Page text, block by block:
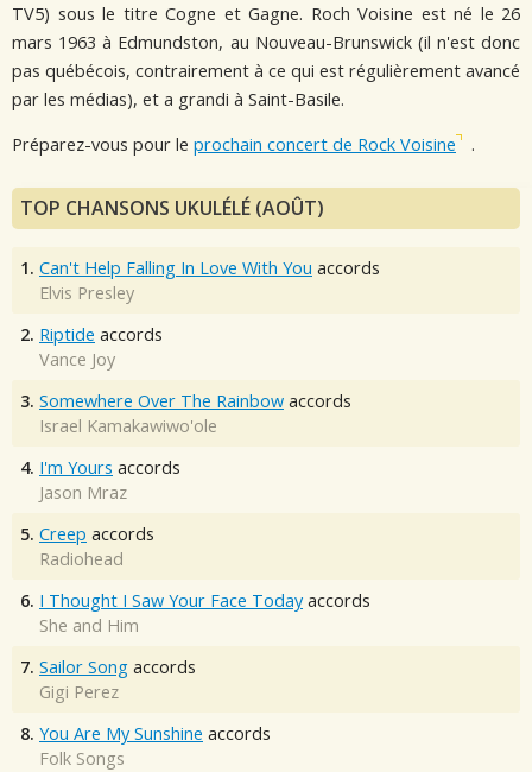
TV5) sous le titre Cogne et Gagne. Roch Voisine est né le 26
mars 1963 à Edmundston, au Nouveau-Brunswick (il n'est donc
pas québécois, contrairement à ce qui est régulièrement avancé
par les médias), et a grandi à Saint-Basile.
Préparez-vous pour le prochain concert de Rock Voisine .
TOP CHANSONS UKULÉLÉ (AOÛT)
1. Can't Help Falling In Love With You accords
Elvis Presley
2. Riptide accords
Vance Joy
3. Somewhere Over The Rainbow accords
Israel Kamakawiwo'ole
4. I'm Yours accords
Jason Mraz
5. Creep accords
Radiohead
6. I Thought I Saw Your Face Today accords
She and Him
7. Sailor Song accords
Gigi Perez
8. You Are My Sunshine accords
Folk Songs